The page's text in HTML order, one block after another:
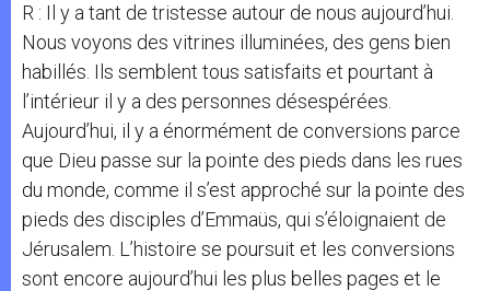
R : Il y a tant de tristesse autour de nous aujourd’hui.
Nous voyons des vitrines illuminées, des gens bien
habillés. Ils semblent tous satisfaits et pourtant à
l’intérieur il y a des personnes désespérées.
Aujourd’hui, il y a énormément de conversions parce
que Dieu passe sur la pointe des pieds dans les rues
du monde, comme il s’est approché sur la pointe des
pieds des disciples d’Emmaüs, qui s’éloignaient de
Jérusalem. L’histoire se poursuit et les conversions
sont encore aujourd’hui les plus belles pages et le